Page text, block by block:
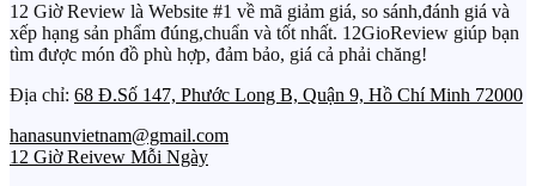
12 Giờ Review là Website #1 về mã giảm giá, so sánh,đánh giá và
xếp hạng sản phẩm đúng,chuẩn và tốt nhất. 12GioReview giúp bạn
tìm được món đồ phù hợp, đảm bảo, giá cả phải chăng!
Địa chỉ: 68 Đ.Số 147, Phước Long B, Quận 9, Hồ Chí Minh 72000
hanasunvietnam@gmail.com
12 Giờ Reivew Mỗi Ngày